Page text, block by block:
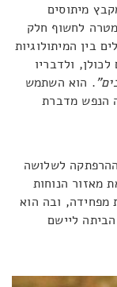
מקבץ מיתוסים
לחשוף חלק
בין המיתולוגיות
ולדבריו
. הוא השתמש
הנפש מדברת
לשלושה
מאזור הנוחות
מפחידה, ובה הוא
ליישם